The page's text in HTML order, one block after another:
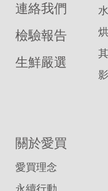
連絡我們
檢驗報告
生鮮嚴選
關於愛買
愛買理念